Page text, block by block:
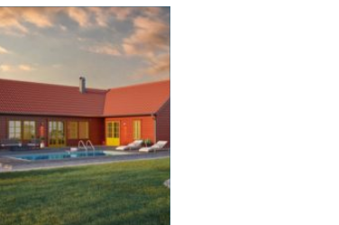
För den som söker ett
nytt hem erbjuder
Ljungby en rad
spännande alternativ i
form av lediga
lägenheter. Här utforskar
vi denn...